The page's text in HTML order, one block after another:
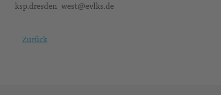
ksp.dresden_west@evlks.de
Zurück